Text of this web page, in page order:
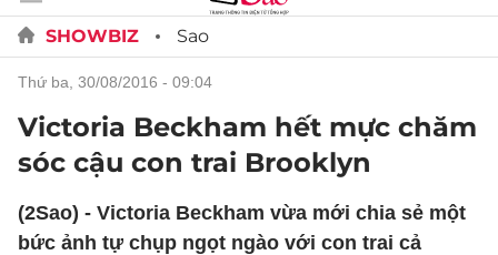
SHOWBIZ Sao
thứ ba, 30/08/2016 - 09:04
Victoria Beckham hết mực chăm
sóc cậu con trai Brooklyn
(2Sao) - Victoria Beckham vừa mới chia sẻ một
bức ảnh tự chụp ngọt ngào với con trai cả